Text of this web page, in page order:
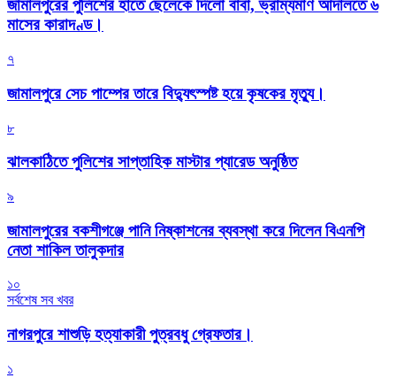
জামালপুরের পুলিশের হাতে ছেলেকে দিলো বাবা, ভ্রাম্যমাণ আদালতে ৬
মাসের কারাদণ্ড।
৭
জামালপুরে সেচ পাম্পের তারে বিদ্যুৎস্পষ্ট হয়ে কৃষকের মৃত্যু।
৮
‎ঝালকাঠিতে পুলিশের সাপ্তাহিক মাস্টার প্যারেড অনুষ্ঠিত
৯
জামালপুরের বকশীগঞ্জে পানি নিষ্কাশনের ব্যবস্থা করে দিলেন বিএনপি
নেতা শাকিল তালুকদার
১০
সর্বশেষ সব খবর
নাগরপুরে শাশুড়ি হত্যাকারী পুত্রবধু গ্রেফতার।
১